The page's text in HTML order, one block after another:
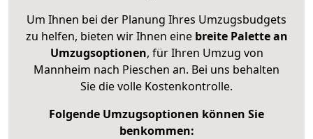
Um Ihnen bei der Planung Ihres Umzugsbudgets
zu helfen, bieten wir Ihnen eine breite Palette an
Umzugsoptionen, für Ihren Umzug von
Mannheim nach Pieschen an. Bei uns behalten
Sie die volle Kostenkontrolle.
Folgende Umzugsoptionen können Sie
benkommen: